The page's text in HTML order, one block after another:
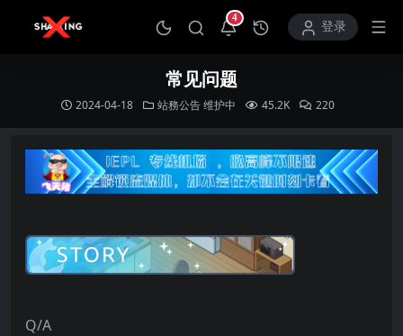
4
打开通知中心登录
常见问题
2024-04-18 站務公告维护中 45.2K 220
Q/A